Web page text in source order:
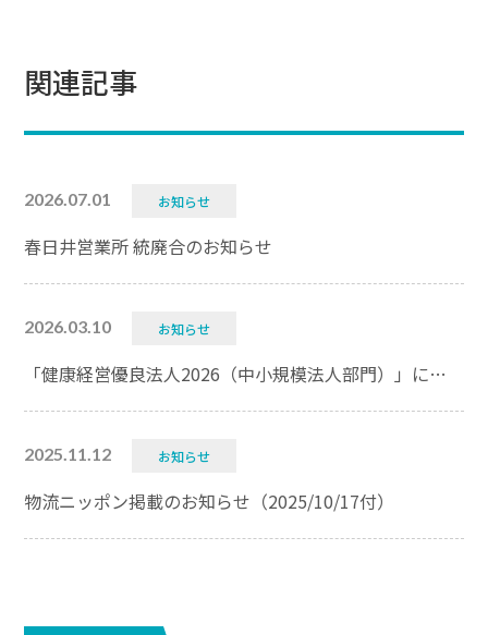
関連記事
2026.07.01 お知らせ
春日井営業所 統廃合のお知らせ
2026.03.10 お知らせ
「健康経営優良法人2026（中小規模法人部門）」に認定されました
2025.11.12 お知らせ
物流ニッポン掲載のお知らせ（2025/10/17付）